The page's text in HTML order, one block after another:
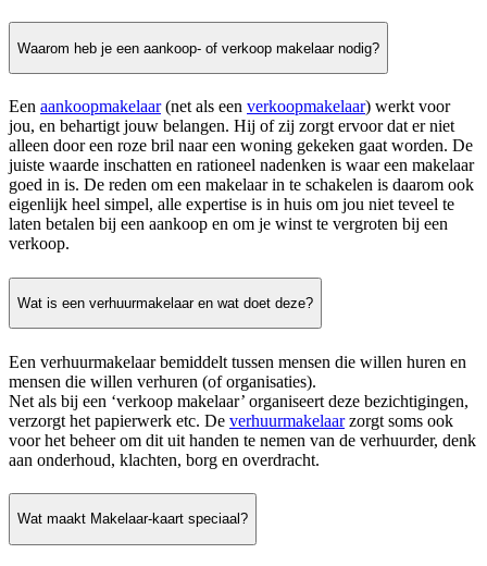
Waarom heb je een aankoop- of verkoop makelaar nodig?
Een aankoopmakelaar(net als een verkoopmakelaar) werkt voor
jou, en behartigt jouw belangen. Hij of zij zorgt ervoor dat er niet
alleen door een roze bril naar een woning gekeken gaat worden. De
juiste waarde inschatten en rationeel nadenken is waar een makelaar
goed in is. De reden om een makelaar in te schakelen is daarom ook
eigenlijk heel simpel, alle expertise is in huis om jou niet teveel te
laten betalen bij een aankoop en om je winst te vergroten bij een
verkoop.
Wat is een verhuurmakelaar en wat doet deze?
Een verhuurmakelaar bemiddelt tussen mensen die willen huren en
mensen die willen verhuren (of organisaties).
Net als bij een ‘verkoop makelaar’ organiseert deze bezichtigingen,
verzorgt het papierwerk etc. De verhuurmakelaarzorgt soms ook
voor het beheer om dit uit handen te nemen van de verhuurder, denk
aan onderhoud, klachten, borg en overdracht.
Wat maakt Makelaar-kaart speciaal?